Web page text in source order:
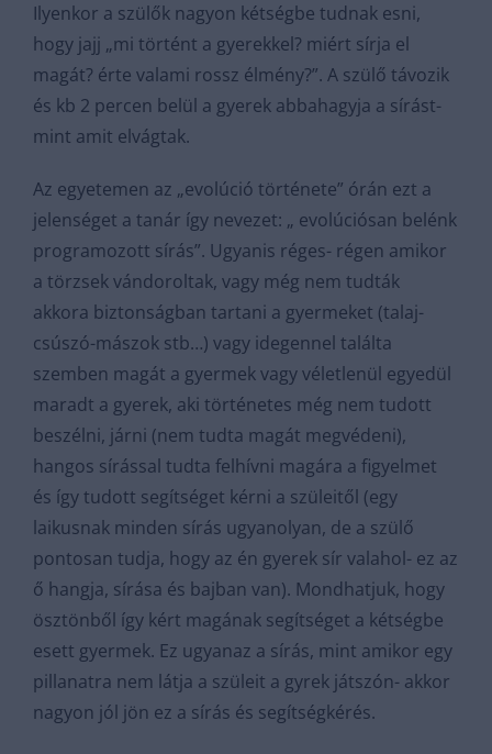
Ilyenkor a szülők nagyon kétségbe tudnak esni,
hogy jajj „mi történt a gyerekkel? miért sírja el
magát? érte valami rossz élmény?”. A szülő távozik
és kb 2 percen belül a gyerek abbahagyja a sírást-
mint amit elvágtak.
Az egyetemen az „evolúció története” órán ezt a
jelenséget a tanár így nevezet: „ evolúciósan belénk
programozott sírás”. Ugyanis réges- régen amikor
a törzsek vándoroltak, vagy még nem tudták
akkora biztonságban tartani a gyermeket (talaj-
csúszó-mászok stb…) vagy idegennel találta
szemben magát a gyermek vagy véletlenül egyedül
maradt a gyerek, aki történetes még nem tudott
beszélni, járni (nem tudta magát megvédeni),
hangos sírással tudta felhívni magára a figyelmet
és így tudott segítséget kérni a szüleitől (egy
laikusnak minden sírás ugyanolyan, de a szülő
pontosan tudja, hogy az én gyerek sír valahol- ez az
ő hangja, sírása és bajban van). Mondhatjuk, hogy
ösztönből így kért magának segítséget a kétségbe
esett gyermek. Ez ugyanaz a sírás, mint amikor egy
pillanatra nem látja a szüleit a gyrek játszón- akkor
nagyon jól jön ez a sírás és segítségkérés.